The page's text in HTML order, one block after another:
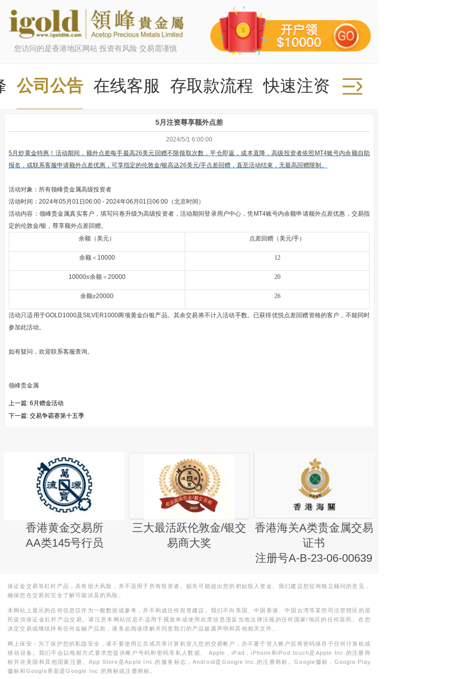
您访问的是香港地区网站 投资有风险 交易需谨慎
公司公告 在线客服 存取款流程 快速注资 快速取款
5月注资尊享额外点差
2024/5/1 6:00:00
5月炒黄金特惠！活动期间，额外点差每手最高26美元回赠不限领取次数，平仓即返，成本直降，高级投资者依照MT4账号内余额自助
报名，或联系客服申请额外点差优惠，可享指定的伦敦金/银高达26美元/手点差回赠，直至活动结束，无最高回赠限制。
活动对象：所有领峰贵金属高级投资者
活动时间：2024年05月01日06:00 - 2024年06月01日06:00（北京时间）
活动内容：领峰贵金属真实客户，填写问卷升级为高级投资者，活动期间登录用户中心，凭MT4账号内余额申请额外点差优惠，交易指
定的伦敦金/银，尊享额外点差回赠。
余额（美元）
点差回赠（美元/手）
余额＜10000 12
10000≤余额＜20000 20
余额≥20000 26
活动只适用于GOLD1000及SILVER1000两项黄金白银产品。其余交易将不计入活动手数。已获得优悦点差回赠资格的客户，不能同时
参加此活动。
如有疑问，欢迎联系客服查询。
领峰贵金属
上一篇: 6月赠金活动
下一篇: 交易争霸赛第十五季
香港黄金交易所
AA类145号行员
三大最活跃伦敦金/银交
易商大奖
香港海关A类贵金属交易
证书
注册号A-B-23-06-00639
保证金交易等杠杆产品，具有很大风险，并不适用于所有投资者。损失可能超出您的初始投入资金。我们建议您征询独立顾问的意见，
确保您在交易前完全了解可能涉及的风险。
本网站上显示的任何信息仅作为一般数据或参考，并不构成任何投资建议。我们不向美国、中国香港、中国台湾等某些司法管辖区的居
民提供保证金杠杆产品交易。请注意本网站信息不适用于视发布或使用此类信息违反当地法律法规的任何国家/地区的任何居民。在您
决定交易或继续持有任何金融产品前，请务必阅读理解并同意我们的产品披露声明和其他相关文件。
网上保安：为了保护您的私隐安全，请不要使用公共或共享计算机登入您的交易帐户，亦不要于登入帐户后将密码保存于任何计算机或
移动设备。我们不会以电邮方式要求您提供帐户号码和密码等私人数据。 Apple，iPad，iPhone和iPod touch是Apple Inc.的注册商
标并在美国和其他国家注册。App Store是Apple Inc.的服务标志，Android是Google Inc.的注册商标。Google徽标，Google Play
徽标和Google界面是Google Inc.的商标或注册商标。